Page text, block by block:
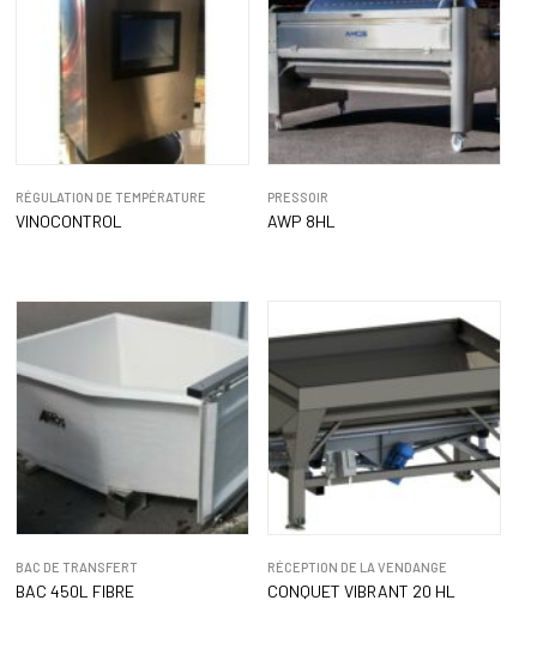
RÉGULATION DE TEMPÉRATURE
VINOCONTROL
PRESSOIR
AWP 8HL
BAC DE TRANSFERT
BAC 450L FIBRE
RÉCEPTION DE LA VENDANGE
CONQUET VIBRANT 20 HL